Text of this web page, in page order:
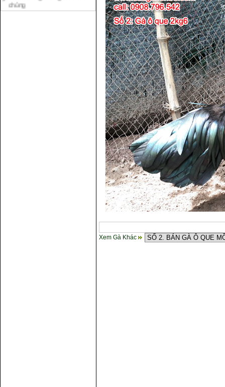
Kỹ thuật nuôi gà con mới nở
Xem Gà Khác